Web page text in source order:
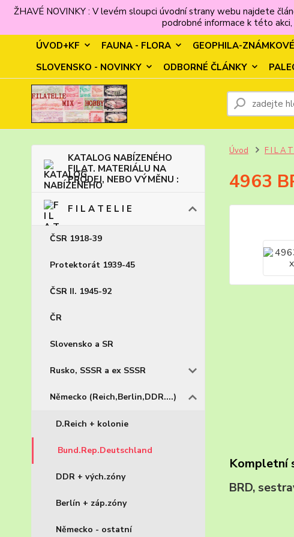
ŽHAVÉ NOVINKY : V levém sloupci úvodní strany webu najdete
podrobné informace k této
ÚVOD+KF
FAUNA - FLORA GEOPHILA-
SLOVENSKO - NOVINKY
ODBORNÉ ČLÁNKY
KATALOG NABÍZENÉHO
FILAT. MATERIÁLU NA
PRODEJ, NEBO VÝMĚNU :
F I L A T E L I E
ČSR 1918-39
Protektorát 1939-45
ČSR II. 1945-92
ČR
Slovensko a SR
Rusko, SSSR a ex SSSR
Německo (Reich,Berlin,DDR....)
D.Reich + kolonie
Bund.Rep.Deutschland
DDR + vých.zóny
Berlín + záp.zóny
Německo - ostatní
Úvod F I L A
4963
Kompletní
BRD,